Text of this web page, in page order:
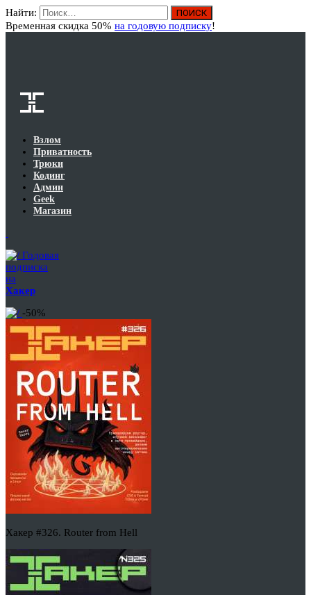
Найти:
Временная скидка 50% на годовую подписку!
Взлом
Приватность
Трюки
Кодинг
Админ
Geek
Магазин
Годовая
подписка
на
Хакер
-50%
Хакер #326. Router from Hell